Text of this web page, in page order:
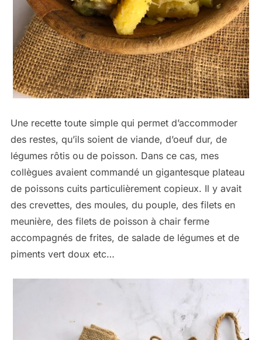
Une recette toute simple qui permet d’accommoder
des restes, qu’ils soient de viande, d’oeuf dur, de
légumes rôtis ou de poisson. Dans ce cas, mes
collègues avaient commandé un gigantesque plateau
de poissons cuits particulièrement copieux. Il y avait
des crevettes, des moules, du pouple, des filets en
meunière, des filets de poisson à chair ferme
accompagnés de frites, de salade de légumes et de
piments vert doux etc…